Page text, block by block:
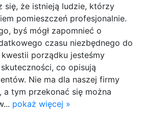
się, że istnieją ludzie, którzy
pomieszczeń profesjonalnie.
byś mógł zapomnieć o
czasu niezbędnego do
porządku jesteśmy
co opisują
Nie ma dla naszej firmy
a tym przekonać się można
pokaż więcej »